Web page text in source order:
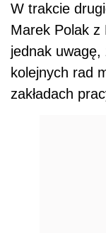
W trakcie
Marek Polak z
jednak
kolejnych rad
zakładach